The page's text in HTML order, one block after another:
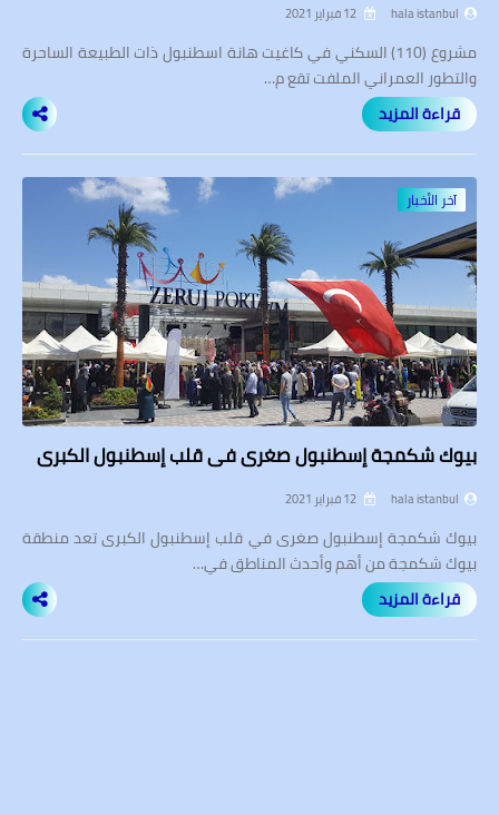
hala istanbul
مشروع (110) السكني في كاغيت هانة اسطنبول ذات الطبيعة الساحرة
والتطور العمراني الملفت تقع م…
قراءة المزيد
آخر الأخبار
بيوك شكمجة إسطنبول صغرى في قلب إسطنبول الكبرى
hala istanbul
بيوك شكمجة إسطنبول صغرى في قلب إسطنبول الكبرى تعد منطقة
بيوك شكمجة من أهم وأحدث المناطق في…
قراءة المزيد